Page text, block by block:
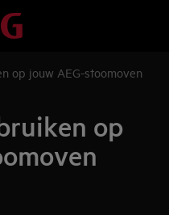
op jouw AEG-stoomoven
op